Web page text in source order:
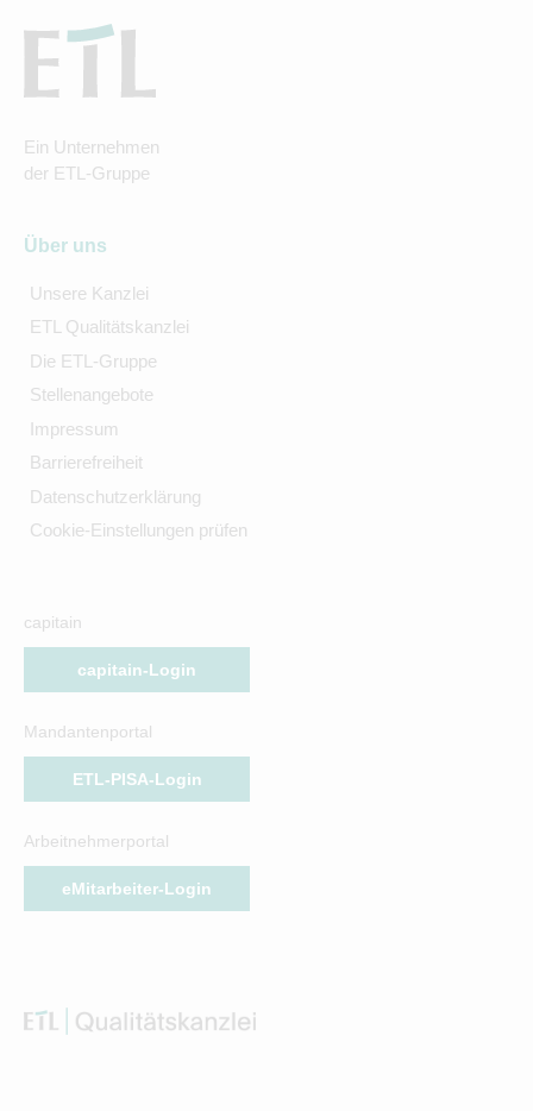
Ein Unternehmen
der ETL-Gruppe
Über uns
Unsere Kanzlei
ETL Qualitätskanzlei
Die ETL-Gruppe
Stellenangebote
Impressum
Barrierefreiheit
Datenschutzerklärung
Cookie-Einstellungen prüfen
capitain
capitain-Login
Mandantenportal
ETL-PISA-Login
Arbeitnehmerportal
eMitarbeiter-Login